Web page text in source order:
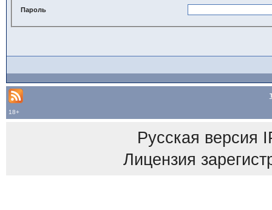
Пароль
18+
Русская версия
Лицензия